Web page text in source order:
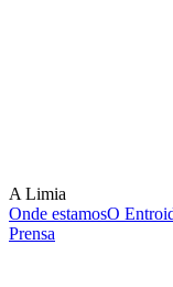
A Limia
Onde estamosO
Prensa